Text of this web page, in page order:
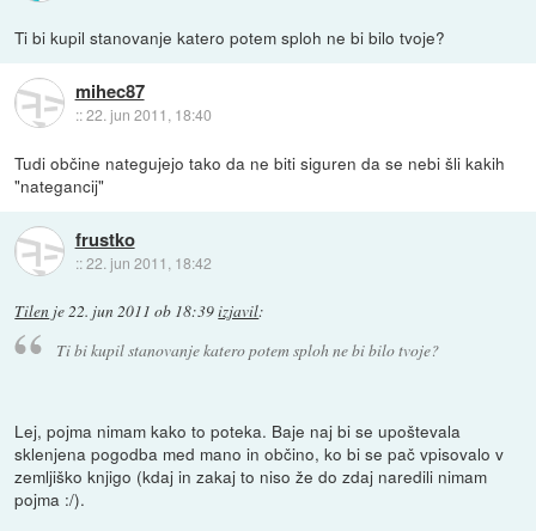
Ti bi kupil stanovanje katero potem sploh ne bi bilo tvoje?
mihec87
::22. jun 2011, 18:40
Tudi občine nategujejo tako da ne biti siguren da se nebi šli kakih
"nategancij"
frustko
::22. jun 2011, 18:42
Tilen je22. jun 2011 ob 18:39izjavil:
Ti bi kupil stanovanje katero potem sploh ne bi bilo tvoje?
Lej, pojma nimam kako to poteka. Baje naj bi se upoštevala
sklenjena pogodba med mano in občino, ko bi se pač vpisovalo v
zemljiško knjigo (kdaj in zakaj to niso že do zdaj naredili nimam
pojma :/).